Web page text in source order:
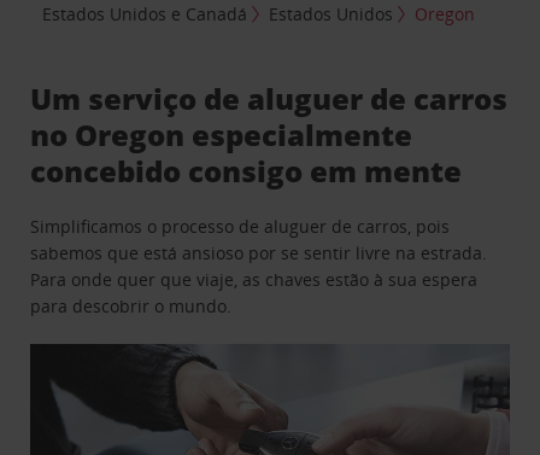
Estados Unidos e Canadá
Estados Unidos Oregon
Um serviço de aluguer de carros
no Oregon especialmente
concebido consigo em mente
Simplificamos o processo de aluguer de carros, pois
sabemos que está ansioso por se sentir livre na estrada.
Para onde quer que viaje, as chaves estão à sua espera
para descobrir o mundo.